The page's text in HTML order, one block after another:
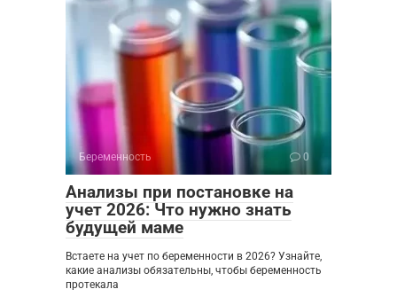
Беременность 0
Анализы при постановке на
учет 2026: Что нужно знать
будущей маме
Встаете на учет по беременности в 2026? Узнайте,
какие анализы обязательны, чтобы беременность
протекала